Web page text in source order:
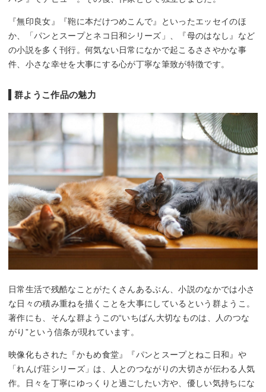
『無印良女』『鞄に本だけつめこんで』といったエッセイのほ
か、「パンとスープとネコ日和シリーズ」、『母のはなし』など
の小説を多く刊行。何気ない日常になかで起こるささやかな事
件、小さな幸せを大事にする心が丁寧な筆致が特徴です。
群ようこ作品の魅力
日常生活で残酷なことがたくさんあるぶん、小説のなかでは小さ
な日々の積み重ねを描くことを大事にしているという群ようこ。
著作にも、そんな群ようこの“いちばん大切なものは、人のつな
がり”という信条が現れています。
映像化もされた『かもめ食堂』『パンとスープとねこ日和』や
「れんげ荘シリーズ」は、人とのつながりの大切さが伝わる人気
作。日々を丁寧にゆっくりと過ごしたい方や、優しい気持ちにな